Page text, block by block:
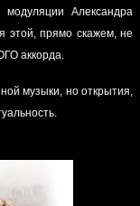
модуляции Александра
этой, прямо скажем, не
аккорда.
музыки, но открытия,